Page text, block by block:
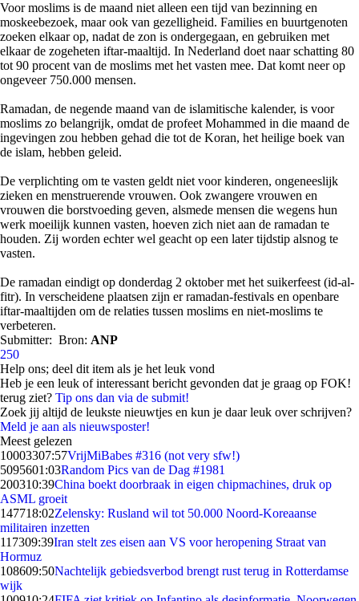
Voor moslims is de maand niet alleen een tijd van bezinning en
moskeebezoek, maar ook van gezelligheid. Families en buurtgenoten
zoeken elkaar op, nadat de zon is ondergegaan, en gebruiken met
elkaar de zogeheten iftar-maaltijd. In Nederland doet naar schatting 80
tot 90 procent van de moslims met het vasten mee. Dat komt neer op
ongeveer 750.000 mensen.
Ramadan, de negende maand van de islamitische kalender, is voor
moslims zo belangrijk, omdat de profeet Mohammed in die maand de
ingevingen zou hebben gehad die tot de Koran, het heilige boek van
de islam, hebben geleid.
De verplichting om te vasten geldt niet voor kinderen, ongeneeslijk
zieken en menstruerende vrouwen. Ook zwangere vrouwen en
vrouwen die borstvoeding geven, alsmede mensen die wegens hun
werk moeilijk kunnen vasten, hoeven zich niet aan de ramadan te
houden. Zij worden echter wel geacht op een later tijdstip alsnog te
vasten.
De ramadan eindigt op donderdag 2 oktober met het suikerfeest (id-al-
fitr). In verscheidene plaatsen zijn er ramadan-festivals en openbare
iftar-maaltijden om de relaties tussen moslims en niet-moslims te
verbeteren.
Submitter: Bron: ANP
250
Help ons; deel dit item als je het leuk vond
Heb je een leuk of interessant bericht gevonden dat je graag op FOK!
terug ziet? Tip ons dan via de submit!
Zoek jij altijd de leukste nieuwtjes en kun je daar leuk over schrijven?
Meld je aan als nieuwsposter!
Meest gelezen
10003307:57VrijMiBabes #316 (not very sfw!)
5095601:03Random Pics van de Dag #1981
200310:39China boekt doorbraak in eigen chipmachines, druk op
ASML groeit
147718:02Zelensky: Rusland wil tot 50.000 Noord-Koreaanse
militairen inzetten
117309:39Iran stelt zes eisen aan VS voor heropening Straat van
Hormuz
108609:50Nachtelijk gebiedsverbod brengt rust terug in Rotterdamse
wijk